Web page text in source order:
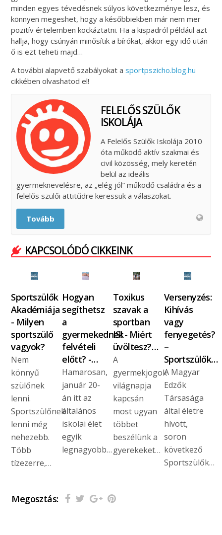
minden egyes tévedésnek súlyos következménye lesz, és
könnyen megeshet, hogy a későbbiekben már nem mer
pozitív értelemben kockáztatni. Ha a kispadról például azt
hallja, hogy csúnyán minősítik a bírókat, akkor egy idő után
ő is ezt teheti majd…
A további alapvető szabályokat asportpszicho.blog.hu
cikkében olvashatod el!
FELELŐS SZÜLŐK
ISKOLÁJA
A Felelős Szülők Iskolája 2010
óta működő aktív szakmai és
civil közösség, mely keretén
belül az ideális
gyermeknevelésre, az „elég jól” működő családra és a
felelős szülői attitűdre keressük a válaszokat.
Tovább
KAPCSOLÓDÓ CIKKEINK
Sportszülők
Akadémiája
- Milyen
sportszülő
vagyok?
Nem
könnyű
szülőnek
lenni.
Sportszülőnek
lenni még
nehezebb.
Több
tízezerre,…
Hogyan
segíthetsz
a
gyermekednek
felvételi
előtt? -…
Hamarosan,
január 20-
án itt az
általános
iskolai élet
egyik
legnagyobb…
Toxikus
szavak a
sportban
IS! - Miért
üvöltesz?…
A
gyermekjogok
világnapja
kapcsán
most ugyan
többet
beszélünk a
gyerekeket…
Versenyzés:
Kihívás
vagy
fenyegetés?
–
Sportszülők…
A Magyar
Edzők
Társasága
által életre
hívott,
soron
következő
Sportszülők…
Megosztás: